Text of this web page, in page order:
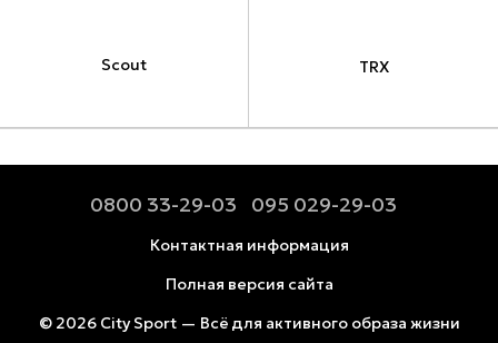
Scout TRX
0800 33-29-03 095 029-29-03
Контактная информация
Полная версия сайта
© 2026 City Sport — Всё для активного образа жизни